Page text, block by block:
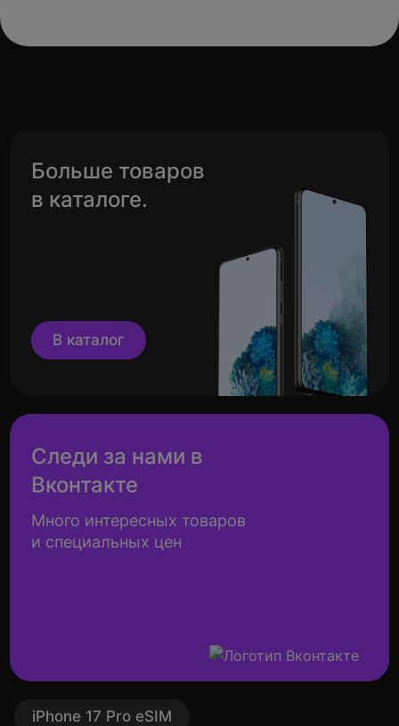
Больше товаров
в каталоге.
В каталог
Следи за нами в
Вконтакте
Много интересных товаров
и специальных цен
iPhone 17 Pro eSIM